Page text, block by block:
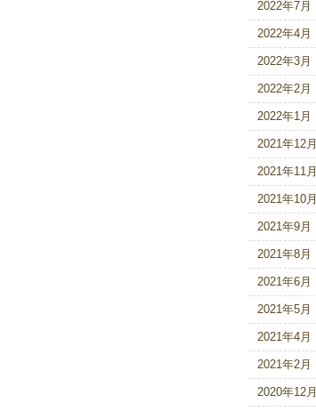
2022年7月
2022年4月
2022年3月
2022年2月
2022年1月
2021年12月
2021年11月
2021年10月
2021年9月
2021年8月
2021年6月
2021年5月
2021年4月
2021年2月
2020年12月